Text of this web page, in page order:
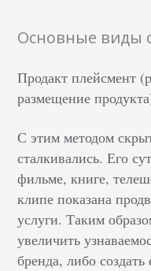
Основные виды
Продакт плейсмент
размещение
С этим методом
сталкивались. Его
фильме, книге,
клипе показана
услуги. Таким
увеличить
бренда, либо